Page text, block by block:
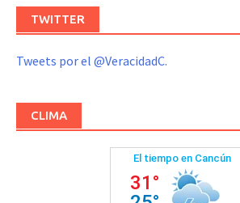
TWITTER
Tweets por el @VeracidadC.
CLIMA